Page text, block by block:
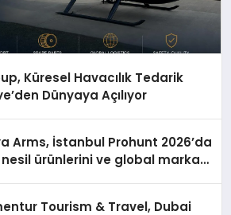
Küresel Havacılık Tedarik
Dünyaya Açılıyor
Arms, İstanbul Prohunt 2026’da
ürünlerini ve global marka
Tourism & Travel, Dubai